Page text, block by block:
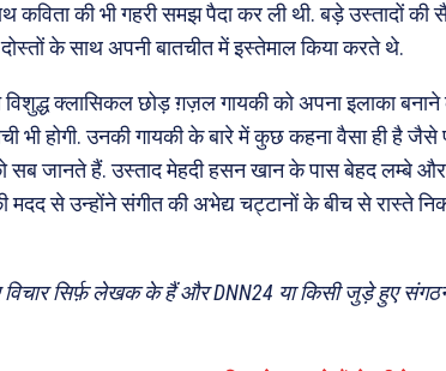
कविता की भी गहरी समझ पैदा कर ली थी. बड़े उस्तादों
के साथ अपनी बातचीत में इस्तेमाल किया करते थे.
क्लासिकल छोड़ ग़ज़ल गायकी को अपना इलाका
भी होगी. उनकी गायकी के बारे में कुछ कहना वैसा ही है जैसे
सब जानते हैं. उस्ताद मेहदी हसन खान के पास बेहद लम्बे
से उन्होंने संगीत की अभेद्य चट्टानों के बीच से रास्ते
सिर्फ़ लेखक के हैं और DNN24 या किसी जुड़े हुए संगठन